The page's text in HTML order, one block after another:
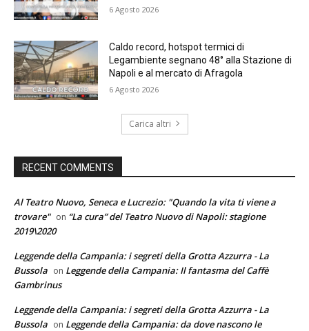
6 Agosto 2026
Caldo record, hotspot termici di
Legambiente segnano 48° alla Stazione di
Napoli e al mercato di Afragola
6 Agosto 2026
Carica altri
RECENT COMMENTS
Al Teatro Nuovo, Seneca e Lucrezio: "Quando la vita ti viene a
trovare" on “La cura” del Teatro Nuovo di Napoli: stagione
2019\2020
Leggende della Campania: i segreti della Grotta Azzurra - La
Bussola on Leggende della Campania: Il fantasma del Caffè
Gambrinus
Leggende della Campania: i segreti della Grotta Azzurra - La
Bussola on Leggende della Campania: da dove nascono le